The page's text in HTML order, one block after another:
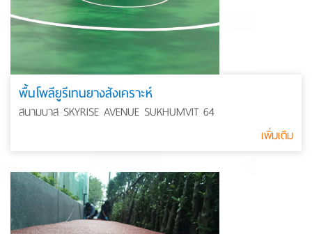
พื้นโพลียูรีเทนยางสังเคราะห์
สนามบาส SKYRISE AVENUE SUKHUMVIT 64
เพิ่มเติม